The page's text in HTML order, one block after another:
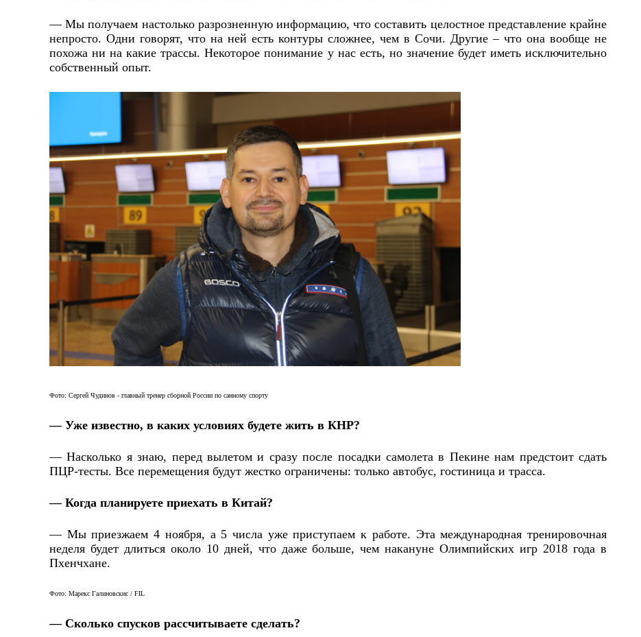
— Мы получаем настолько разрозненную информацию, что составить целостное представление крайне
непросто. Одни говорят, что на ней есть контуры сложнее, чем в Сочи. Другие – что она вообще не
похожа ни на какие трассы. Некоторое понимание у нас есть, но значение будет иметь исключительно
собственный опыт.
Фото: Сергей Чудинов - главный тренер сборной России по санному спорту
— Уже известно, в каких условиях будете жить в КНР?
— Насколько я знаю, перед вылетом и сразу после посадки самолета в Пекине нам предстоит сдать
ПЦР-тесты. Все перемещения будут жестко ограничены: только автобус, гостиница и трасса.
— Когда планируете приехать в Китай?
— Мы приезжаем 4 ноября, а 5 числа уже приступаем к работе. Эта международная тренировочная
неделя будет длиться около 10 дней, что даже больше, чем накануне Олимпийских игр 2018 года в
Пхенчхане.
Фото: Марекс Галиновскис / FIL
— Сколько спусков рассчитываете сделать?